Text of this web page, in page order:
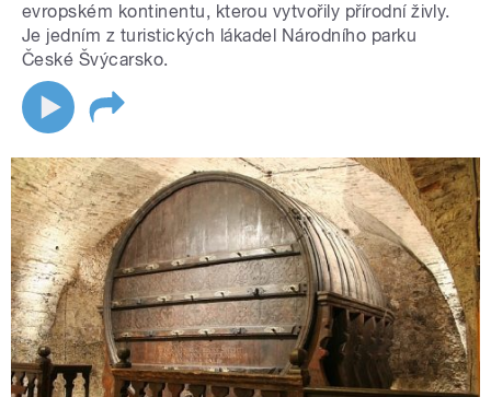
evropském kontinentu, kterou vytvořily přírodní živly.
Je jedním z turistických lákadel Národního parku
České Švýcarsko.